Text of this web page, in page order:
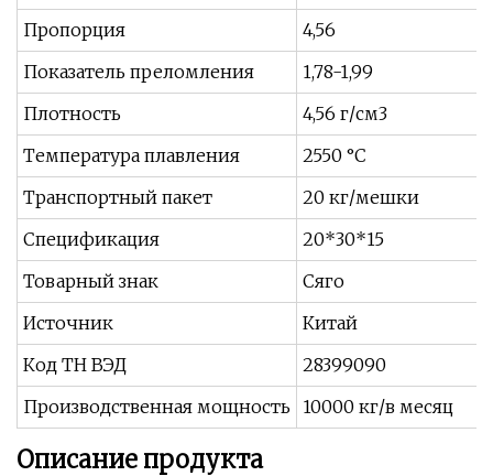
Пропорция
4,56
Показатель преломления
1,78-1,99
Плотность
4,56 г/см3
Температура плавления
2550 °С
Транспортный пакет
20 кг/мешки
Спецификация
20*30*15
Товарный знак
Сяго
Источник
Китай
Код ТН ВЭД
28399090
Производственная мощность
10000 кг/в месяц
Описание продукта